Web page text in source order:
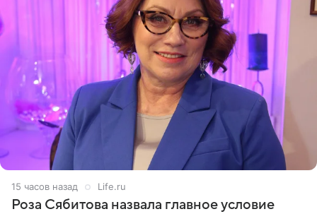
15 часов назад Life.ru
Роза Сябитова назвала главное условие